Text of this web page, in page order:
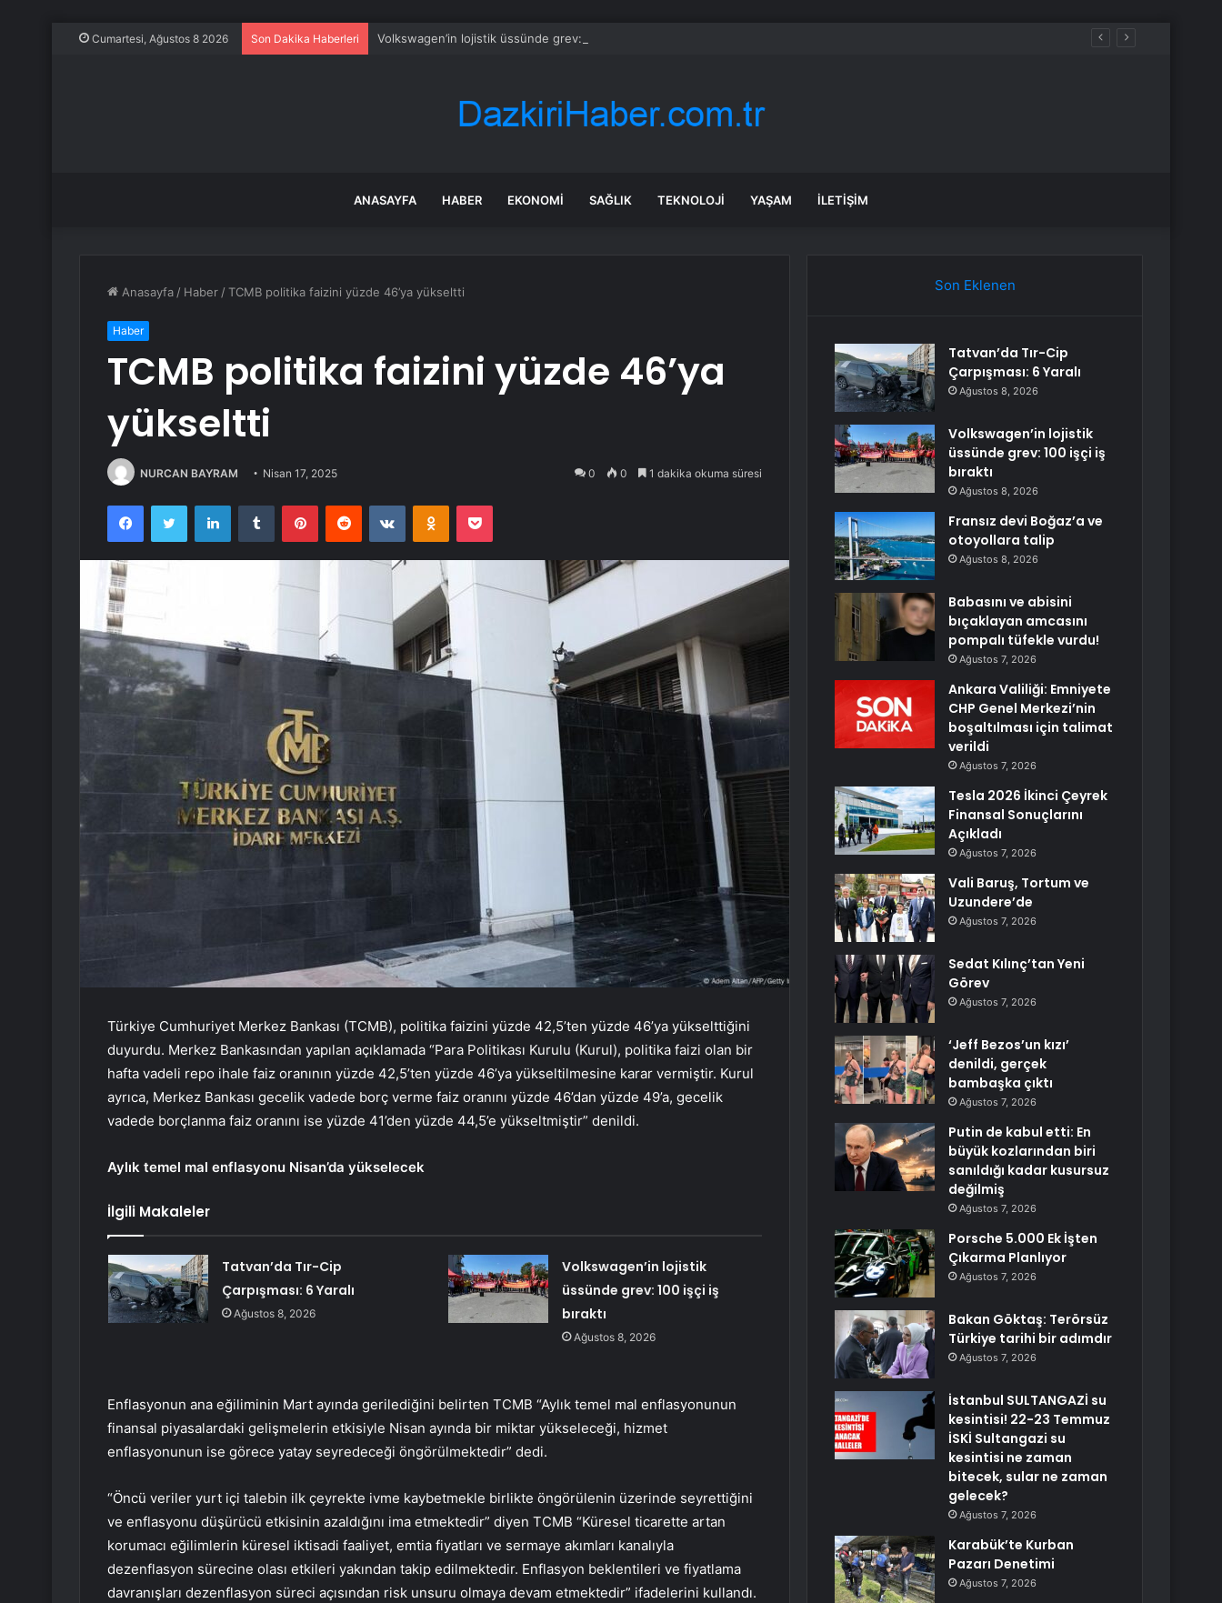
Cumartesi, Ağustos 8 2026 Son Dakika Haberleri Volkswagen’in lojistik üssünde grev: 100 işçi iş bıraktı
ANASAYFA HABER EKONOMI SAĞLIK TEKNOLOJI YAŞAM İLETIŞIM
Anasayfa / Haber /TCMB politika faizini yüzde 46’ya yükseltti
Haber
TCMB politika faizini yüzde 46’ya
yükseltti
NURCAN BAYRAM Nisan 17, 2025 0 0 1 dakika okuma süresi
FacebookTwitter LinkedInTumblr PinterestReddit VKontakteOdnoklassniki
Pocket
Türkiye Cumhuriyet Merkez Bankası (TCMB), politika faizini yüzde 42,5’ten yüzde 46’ya yükselttiğini
duyurdu. Merkez Bankasından yapılan açıklamada “Para Politikası Kurulu (Kurul), politika faizi olan bir
hafta vadeli repo ihale faiz oranının yüzde 42,5’ten yüzde 46’ya yükseltilmesine karar vermiştir. Kurul
ayrıca, Merkez Bankası gecelik vadede borç verme faiz oranını yüzde 46’dan yüzde 49’a, gecelik
vadede borçlanma faiz oranını ise yüzde 41’den yüzde 44,5’e yükseltmiştir” denildi.
Aylık temel mal enflasyonu Nisan’da yükselecek
İlgili Makaleler
Tatvan’da Tır-Cip
Çarpışması: 6 Yaralı
Ağustos 8, 2026
Volkswagen’in lojistik
üssünde grev: 100 işçi iş
bıraktı
Ağustos 8, 2026
Enflasyonun ana eğiliminin Mart ayında gerilediğini belirten TCMB “Aylık temel mal enflasyonunun
finansal piyasalardaki gelişmelerin etkisiyle Nisan ayında bir miktar yükseleceği, hizmet
enflasyonunun ise görece yatay seyredeceği öngörülmektedir” dedi.
“Öncü veriler yurt içi talebin ilk çeyrekte ivme kaybetmekle birlikte öngörülenin üzerinde seyrettiğini
ve enflasyonu düşürücü etkisinin azaldığını ima etmektedir” diyen TCMB “Küresel ticarette artan
korumacı eğilimlerin küresel iktisadi faaliyet, emtia fiyatları ve sermaye akımları kanalıyla
dezenflasyon sürecine olası etkileri yakından takip edilmektedir. Enflasyon beklentileri ve fiyatlama
davranışları dezenflasyon süreci açısından risk unsuru olmaya devam etmektedir” ifadelerini kullandı.
Son Eklenen
Tatvan’da Tır-Cip
Çarpışması: 6 Yaralı
Ağustos 8, 2026
Volkswagen’in lojistik
üssünde grev: 100 işçi iş
bıraktı
Ağustos 8, 2026
Fransız devi Boğaz’a ve
otoyollara talip
Ağustos 8, 2026
Babasını ve abisini
bıçaklayan amcasını
pompalı tüfekle vurdu!
Ağustos 7, 2026
Ankara Valiliği: Emniyete
CHP Genel Merkezi’nin
boşaltılması için talimat
verildi
Ağustos 7, 2026
Tesla 2026 İkinci Çeyrek
Finansal Sonuçlarını
Açıkladı
Ağustos 7, 2026
Vali Baruş, Tortum ve
Uzundere’de
Ağustos 7, 2026
Sedat Kılınç’tan Yeni
Görev
Ağustos 7, 2026
‘Jeff Bezos’un kızı’
denildi, gerçek
bambaşka çıktı
Ağustos 7, 2026
Putin de kabul etti: En
büyük kozlarından biri
sanıldığı kadar kusursuz
değilmiş
Ağustos 7, 2026
Porsche 5.000 Ek İşten
Çıkarma Planlıyor
Ağustos 7, 2026
Bakan Göktaş: Terörsüz
Türkiye tarihi bir adımdır
Ağustos 7, 2026
İstanbul SULTANGAZİ su
kesintisi! 22-23 Temmuz
İSKİ Sultangazi su
kesintisi ne zaman
bitecek, sular ne zaman
gelecek?
Ağustos 7, 2026
Karabük’te Kurban
Pazarı Denetimi
Ağustos 7, 2026